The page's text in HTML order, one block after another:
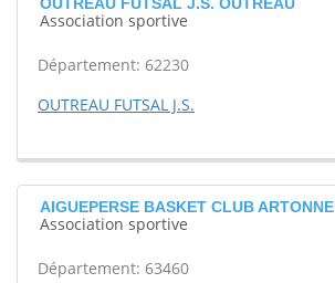
Association sportive
Département: 62230
OUTREAU FUTSAL J.S.
AIGUEPERSE BASKET CLUB ARTONNE
Association sportive
Département: 63460